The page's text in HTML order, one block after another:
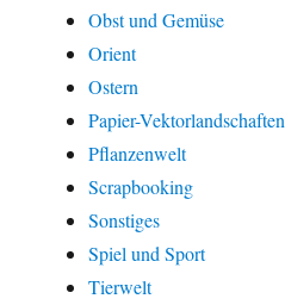
Obst und Gemüse
Orient
Ostern
Papier-Vektorlandschaften
Pflanzenwelt
Scrapbooking
Sonstiges
Spiel und Sport
Tierwelt